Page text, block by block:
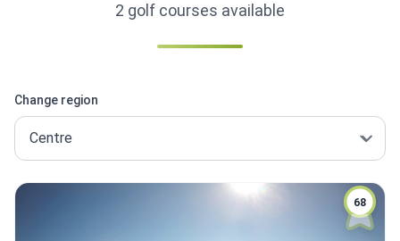
2 golf courses available
Change region
68